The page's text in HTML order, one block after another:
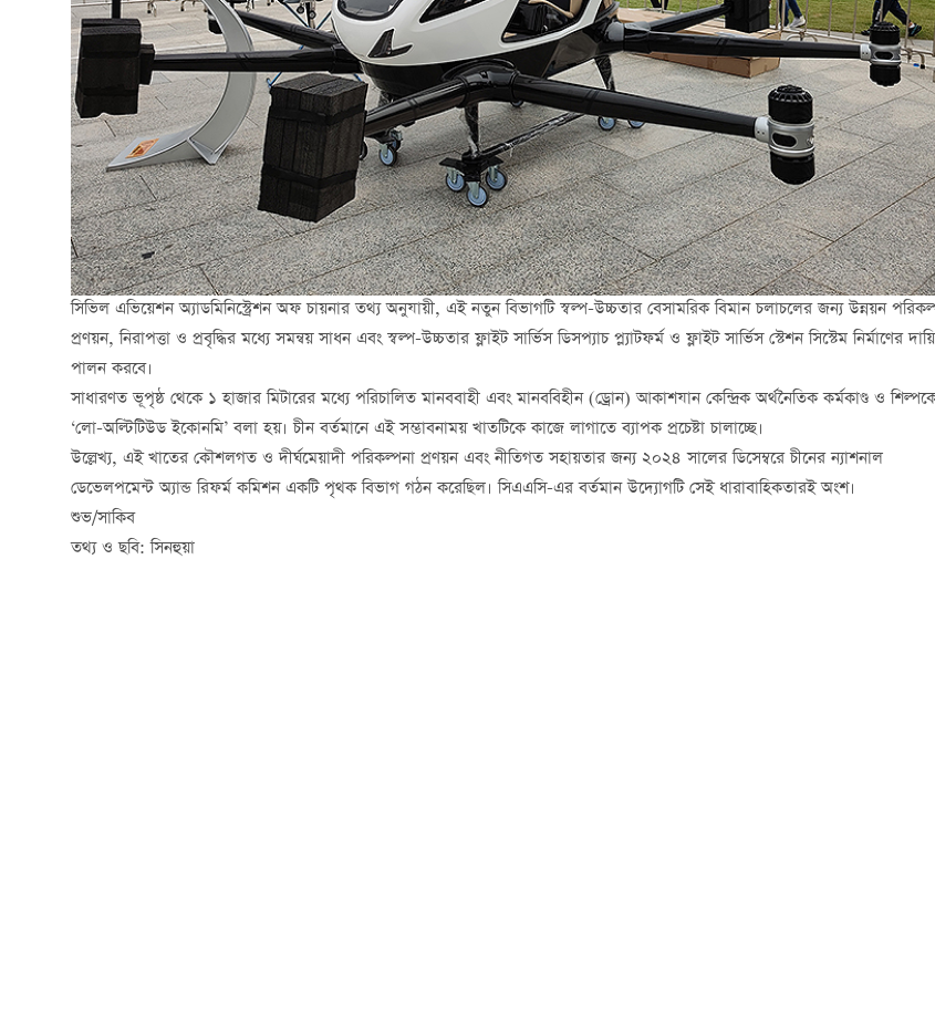
সিভিল এভিয়েশন অ্যাডমিনিস্ট্রেশন অফ চায়নার তথ্য অনুযায়ী, এই নতুন বিভাগটি স্বল্প-উচ্চতার বেসামরিক বিমান চলাচলের জন্য উন্নয়ন
প্রণয়ন, নিরাপত্তা ও প্রবৃদ্ধির মধ্যে সমন্বয় সাধন এবং স্বল্প-উচ্চতার ফ্লাইট সার্ভিস ডিসপ্যাচ প্ল্যাটফর্ম ও ফ্লাইট সার্ভিস স্টেশন সিস্টেম নির্মাণের
পালন করবে।
সাধারণত ভূপৃষ্ঠ থেকে ১ হাজার মিটারের মধ্যে পরিচালিত মানববাহী এবং মানববিহীন (ড্রোন) আকাশযান কেন্দ্রিক অর্থনৈতিক কর্মকাণ্ড ও
‘লো-অল্টিটিউড ইকোনমি’ বলা হয়। চীন বর্তমানে এই সম্ভাবনাময় খাতটিকে কাজে লাগাতে ব্যাপক প্রচেষ্টা চালাচ্ছে।
উল্লেখ্য, এই খাতের কৌশলগত ও দীর্ঘমেয়াদী পরিকল্পনা প্রণয়ন এবং নীতিগত সহায়তার জন্য ২০২৪ সালের ডিসেম্বরে চীনের ন্যাশনাল
ডেভেলপমেন্ট অ্যান্ড রিফর্ম কমিশন একটি পৃথক বিভাগ গঠন করেছিল। সিএএসি-এর বর্তমান উদ্যোগটি সেই ধারাবাহিকতারই অংশ।
শুভ/সাকিব
তথ্য ও ছবি: সিনহুয়া